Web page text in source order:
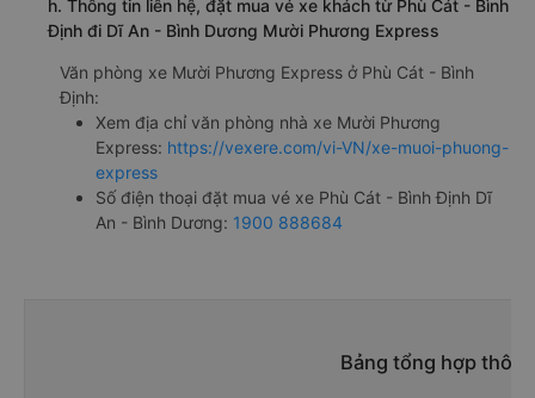
Nhà xe Mười Phương Express được đánh giá với số điểm
trung bình là 3.9/5 dựa trên 308 đánh giá của khách hàng
đã trải nghiệm dịch vụ của nhà xe này.
h. Thông tin liên hệ, đặt mua vé xe khách từ Phù Cát - Bình
Định đi Dĩ An - Bình Dương Mười Phương Express
Văn phòng xe Mười Phương Express ở Phù Cát - Bình
Định:
Xem địa chỉ văn phòng nhà xe Mười Phương
Express: https://vexere.com/vi-VN/xe-muoi-phuong-